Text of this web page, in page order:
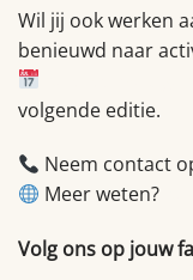
Wil jij ook werken
benieuwd naar
volgende editie.
Neem contact
Meer weten?
Volg ons op jouw